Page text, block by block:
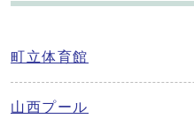
町立体育館
山西プール